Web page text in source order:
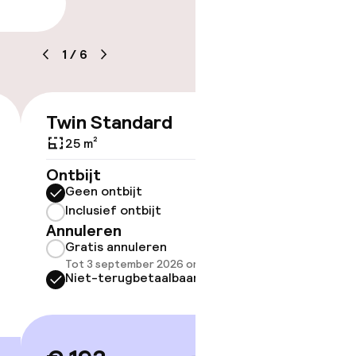
1 / 6
Twin Standard
25 m²
Ontbijt
Geen ontbijt
Inclusief ontbijt
Annuleren
Gratis annuleren
Tot 3 september 2026 om 21:59
Niet-terugbetaalbaar